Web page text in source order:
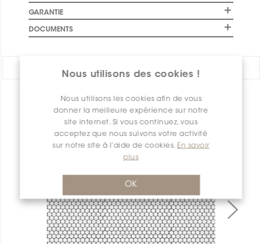
Nous utilisons des cookies !
Nous utilisons les cookies afin de vous
donner la meilleure expérience sur notre
site internet. Si vous continuez, vous
acceptez que nous suivons votre activité
sur notre site à l’aide de cookies. En savoir
plus
OK
GARANTIE
DOCUMENTS
APERÇU DES PRODUITS